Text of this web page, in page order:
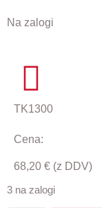
Na zalogi
TK1300
Cena:
68,20 € (z DDV)
3 na zalogi